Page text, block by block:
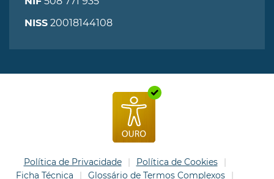
NISS 20018144108
Política de Privacidade
Política de Cookies
Ficha Técnica
Glossário de Termos Complexos